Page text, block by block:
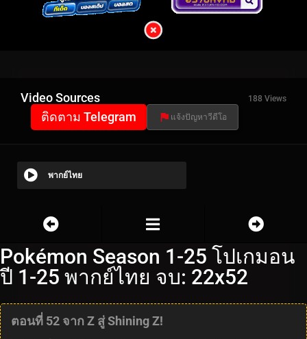
Video Sources 188 Views
ติดตาม Telegram แจ้งปัญหาวีดีโอ
พากย์ไทย
Pokémon Season 1-25 โปเกมอน
ปี 1-25 พากย์ไทย จบ: 22x52
ตอนที่ 52 จาก Z สู่ Shining Z!